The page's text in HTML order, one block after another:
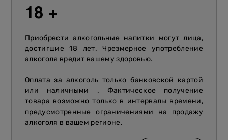
18 +
Приобрести алкогольные напитки могут лица,
достигшие 18 лет. Чрезмерное употребление
алкоголя вредит вашему здоровью.
Оплата за алкоголь только банковской картой
или наличными . Фактическое получение
товара возможно только в интервалы времени,
предусмотренные ограничениями на продажу
алкоголя в вашем регионе.